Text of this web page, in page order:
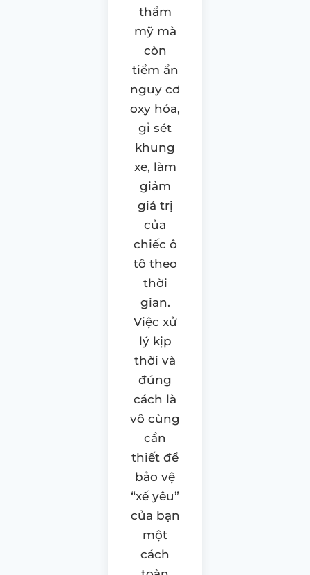
thẩm
mỹ mà
còn
tiềm ẩn
nguy cơ
oxy hóa,
gỉ sét
khung
xe, làm
giảm
giá trị
của
chiếc ô
tô theo
thời
gian.
Việc xử
lý kịp
thời và
đúng
cách là
vô cùng
cần
thiết để
bảo vệ
“xế yêu”
của bạn
một
cách